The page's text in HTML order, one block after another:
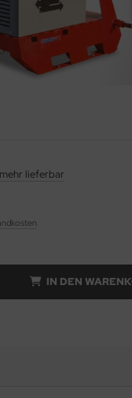
lieferbar
IN DEN